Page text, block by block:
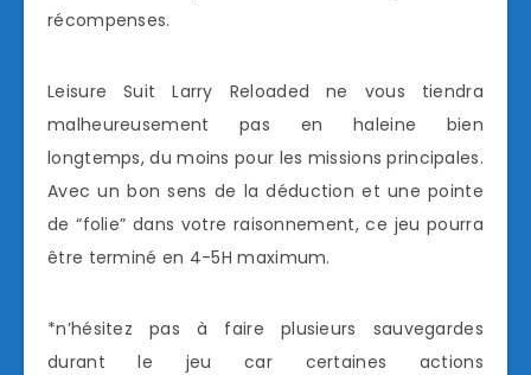
récompenses.
Leisure Suit Larry Reloaded ne vous tiendra
malheureusement pas en haleine bien
longtemps, du moins pour les missions principales.
Avec un bon sens de la déduction et une pointe
de “folie” dans votre raisonnement, ce jeu pourra
être terminé en 4-5H maximum.
*n’hésitez pas à faire plusieurs sauvegardes
durant le jeu car certaines actions